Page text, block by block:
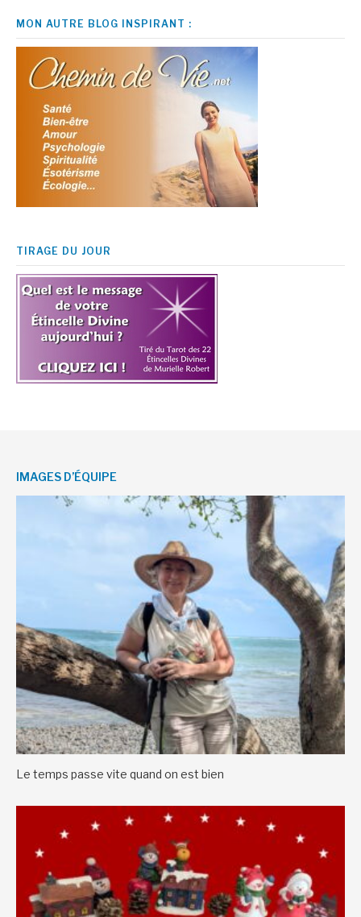
MON AUTRE BLOG INSPIRANT :
TIRAGE DU JOUR
IMAGES D’ÉQUIPE
Le temps passe vite quand on est bien